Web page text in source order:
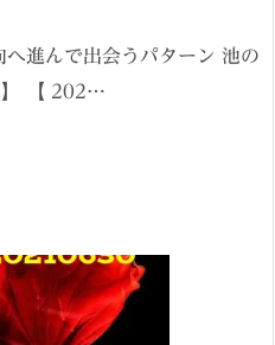
へ進んで出会うパターン 池の
】 【 202…